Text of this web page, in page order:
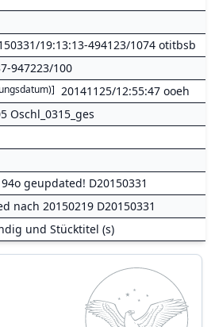
19:13:13-494123/1074 otitbsb
947223/100
] 20141125/12:55:47 ooeh
Oschl_0315_ges
geupdated! D20150331
nach 20150219 D20150331
und Stücktitel (s)